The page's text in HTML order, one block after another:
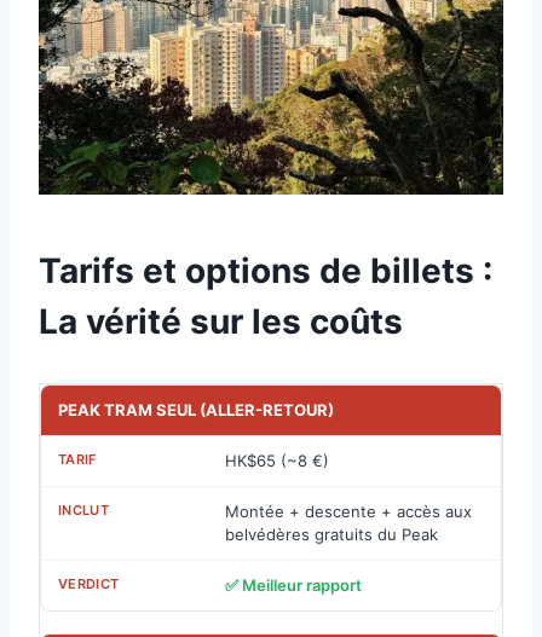
Tarifs et options de billets :
La vérité sur les coûts
PEAK TRAM SEUL (ALLER-RETOUR)
HK$65 (~8 €)
Montée + descente + accès aux
belvédères gratuits du Peak
✅ Meilleur rapport